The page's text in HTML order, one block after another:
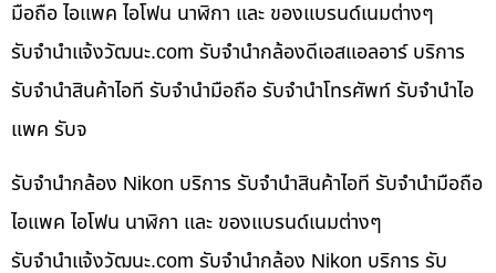
มือถือ ไอแพค ไอโฟน นาฬิกา และ ของแบรนด์เนมต่างๆ
รับจํานําแจ้งวัฒนะ.com รับจำนำกล้องดีเอสแอลอาร์ บริการ
รับจำนำสินค้าไอที รับจำนำมือถือ รับจำนำโทรศัพท์ รับจำนำไอ
แพค รับจ
รับจำนำกล้อง Nikon บริการ รับจำนำสินค้าไอที รับจำนำมือถือ
ไอแพค ไอโฟน นาฬิกา และ ของแบรนด์เนมต่างๆ
รับจํานําแจ้งวัฒนะ.com รับจำนำกล้อง Nikon บริการ รับ